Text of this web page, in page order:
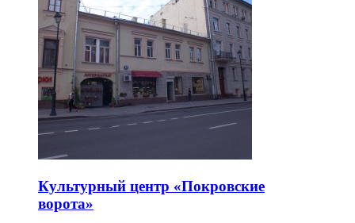
Культурный центр «Покровские
ворота»